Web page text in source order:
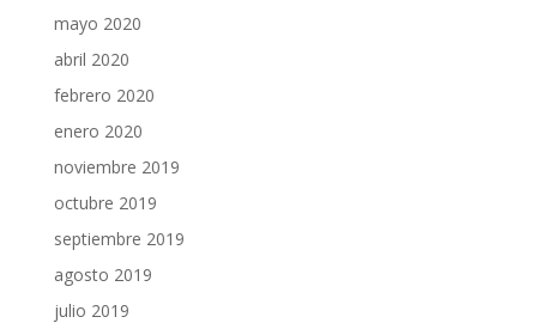
mayo 2020
abril 2020
febrero 2020
enero 2020
noviembre 2019
octubre 2019
septiembre 2019
agosto 2019
julio 2019